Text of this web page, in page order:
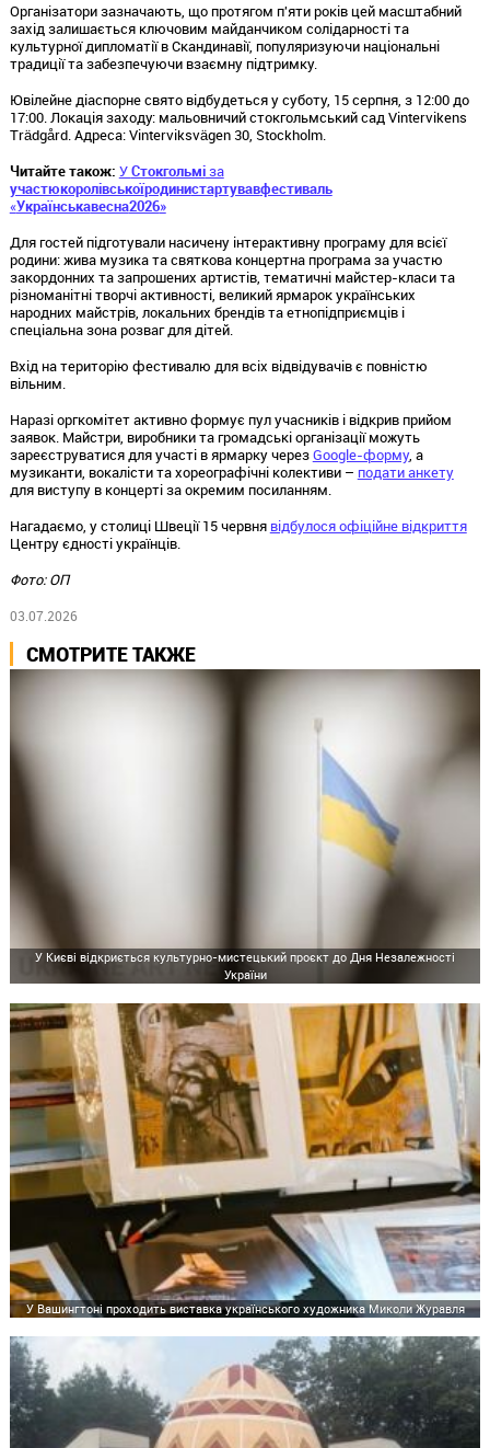
Організатори зазначають, що протягом п'яти років цей масштабний
захід залишається ключовим майданчиком солідарності та
культурної дипломатії в Скандинавії, популяризуючи національні
традиції та забезпечуючи взаємну підтримку.
Ювілейне діаспорне свято відбудеться у суботу, 15 серпня, з 12:00 до
17:00. Локація заходу: мальовничий стокгольмський сад Vintervikens
Trädgård. Адреса: Vinterviksvägen 30, Stockholm.
Читайте також: УСтокгольміза
участюкоролівськоїродинистартувавфестиваль
«Українськавесна2026»
Для гостей підготували насичену інтерактивну програму для всієї
родини: жива музика та святкова концертна програма за участю
закордонних та запрошених артистів, тематичні майстер-класи та
різноманітні творчі активності, великий ярмарок українських
народних майстрів, локальних брендів та етнопідприємців і
спеціальна зона розваг для дітей.
Вхід на територію фестивалю для всіх відвідувачів є повністю
вільним.
Наразі оргкомітет активно формує пул учасників і відкрив прийом
заявок. Майстри, виробники та громадські організації можуть
зареєструватися для участі в ярмарку черезGoogle-форму, а
музиканти, вокалісти та хореографічні колективи – подати анкету
для виступу в концерті за окремим посиланням.
Нагадаємо, у столиці Швеції 15 червня відбулося офіційне відкриття
Центру єдності українців.
Фото: ОП
03.07.2026
СМОТРИТЕ ТАКЖЕ
У Києві відкриється культурно-мистецький проєкт до Дня Незалежності
України
У Вашингтоні проходить виставка українського художника Миколи Журавля